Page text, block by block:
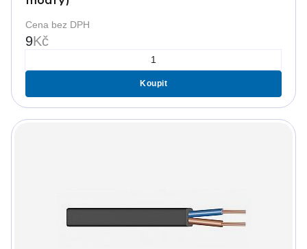
Cena bez DPH
9Kč
Koupit